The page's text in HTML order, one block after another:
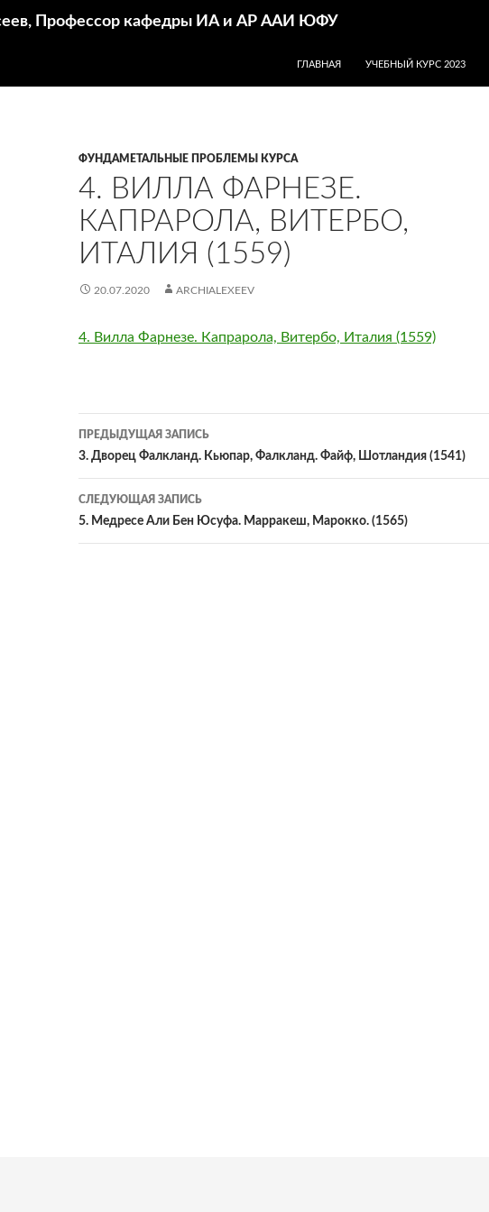
Профессор кафедры ИА и АР ААИ ЮФУ
ГЛАВНАЯ
УЧЕБНЫЙ КУРС 2023
ФУНДАМЕТАЛЬНЫЕ ПРОБЛЕМЫ КУРСА
4. ВИЛЛА ФАРНЕЗЕ.
КАПРАРОЛА, ВИТЕРБО,
ИТАЛИЯ (1559)
20.07.2020 ARCHIALEXEEV
4. Вилла Фарнезе. Капрарола, Витербо, Италия (1559)
Навигация
по
записям
ПРЕДЫДУЩАЯ ЗАПИСЬ
3. Дворец Фалкланд. Кьюпар, Фалкланд. Файф, Шотландия (1541)
СЛЕДУЮЩАЯ ЗАПИСЬ
5. Медресе Али Бен Юсуфа. Марракеш, Марокко. (1565)